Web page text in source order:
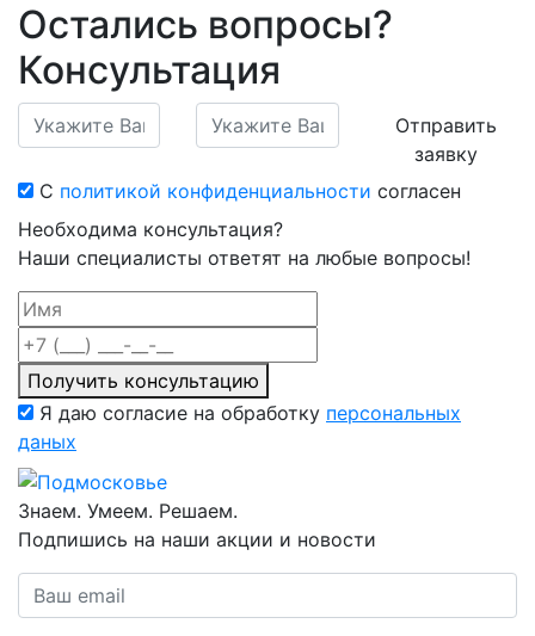
Остались вопросы?
Консультация
Отправить
заявку
С политикой конфиденциальности согласен
Необходима консультация?
Наши специалисты ответят на любые вопросы!
Получить консультацию
Я даю согласие на обработку персональных
даных
Знаем. Умеем. Решаем.
Подпишись на наши акции и новости